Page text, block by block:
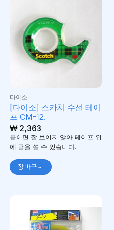
다이소
[다이소] 스카치 수선 테이
프 CM-12.
₩2,363
붙이면 잘 보이지 않아 테이프 위
에 글을 쓸 수 있습니다.
장바구니